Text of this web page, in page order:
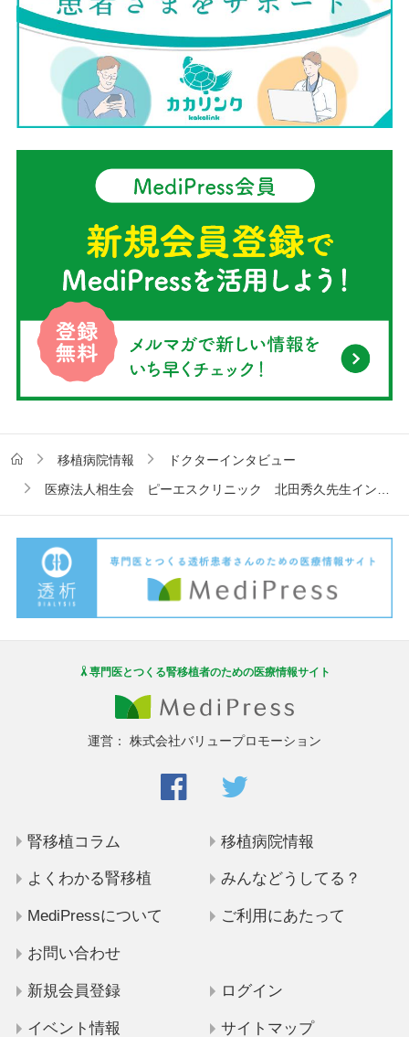
移植病院情報
ドクターインタビュー
医療法人相生会 ピーエスクリニック 北田秀久先生インタビュー
専門医とつくる腎移植者のための医療情報サイト
運営： 株式会社バリュープロモーション
腎移植コラム 移植病院情報
よくわかる腎移植 みんなどうしてる？
MediPressについて ご利用にあたって
お問い合わせ
新規会員登録 ログイン
イベント情報 サイトマップ